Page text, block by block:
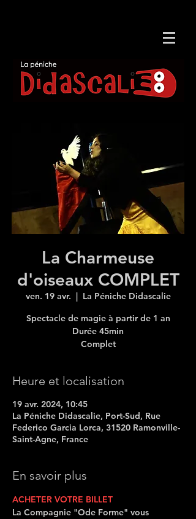
La Charmeuse
d'oiseaux COMPLET
ven. 19 avr.
  |
La Péniche Didascalie
Spectacle de magie à partir de 1 an
Durée 45min
Complet
Heure et localisation
19 avr. 2024, 10:45
La Péniche Didascalie, Port-Sud, Rue
Federico Garcia Lorca, 31520 Ramonville-
Saint-Agne, France
En savoir plus
ACHETER VOTRE BILLET
La Compagnie "Ode Forme" vous